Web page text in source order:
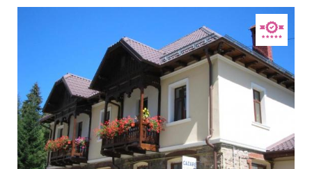
Accepta voucher vacanta
Acces bucatarie
Acces persoane cu dizabilități
ATV
Bar
Beauty center
Biliard